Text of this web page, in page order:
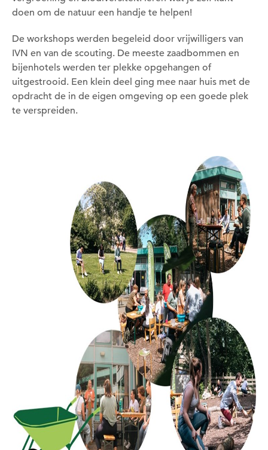
doen om de natuur een handje te helpen!
De workshops werden begeleid door vrijwilligers van
IVN en van de scouting. De meeste zaadbommen en
bijenhotels werden ter plekke opgehangen of
uitgestrooid. Een klein deel ging mee naar huis met de
opdracht de in de eigen omgeving op een goede plek
te verspreiden.
Om deze pagina op te slaan moet je ingelogd zijn.
Wil je nu inloggen?
Nee
Om gereedschap te kunnen lenen moet je ingelogd
Wil je nu inloggen?
Nee
Om gereedschap te kunnen lenen moet je eerst
een datum kiezen